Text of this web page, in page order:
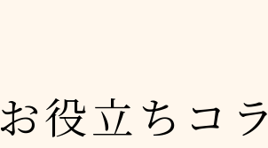
お役立ち コ ラ